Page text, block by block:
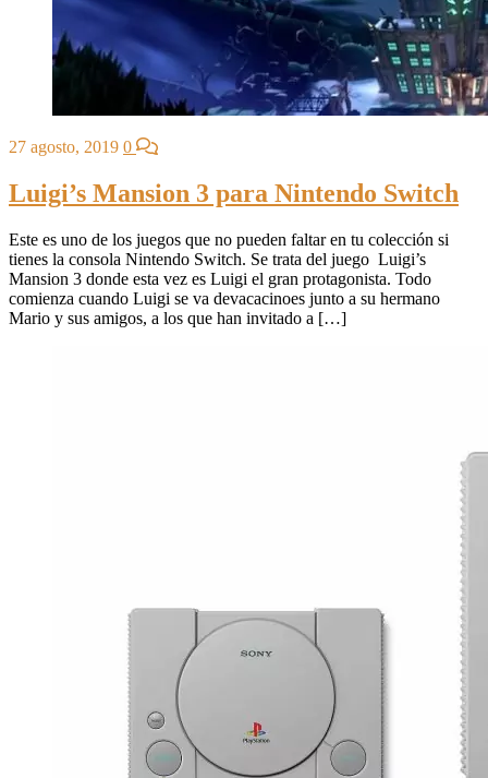
27 agosto, 2019 0
Luigi’s Mansion 3 para Nintendo Switch
Este es uno de los juegos que no pueden faltar en tu colección si
tienes la consola Nintendo Switch. Se trata del juego Luigi’s
Mansion 3 donde esta vez es Luigi el gran protagonista. Todo
comienza cuando Luigi se va devacacinoes junto a su hermano
Mario y sus amigos, a los que han invitado a […]